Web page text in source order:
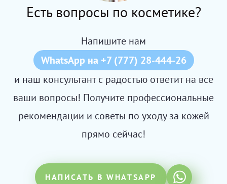
Есть вопросы по косметике?
Напишите нам
WhatsApp на +7 (777) 28-444-26
и наш консультант с радостью ответит на все
ваши вопросы! Получите профессиональные
рекомендации и советы по уходу за кожей
прямо сейчас!
НАПИСАТЬ В WHATSAPP